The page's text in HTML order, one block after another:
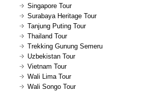
Singapore Tour
Surabaya Heritage Tour
Tanjung Puting Tour
Thailand Tour
Trekking Gunung Semeru
Uzbekistan Tour
Vietnam Tour
Wali Lima Tour
Wali Songo Tour